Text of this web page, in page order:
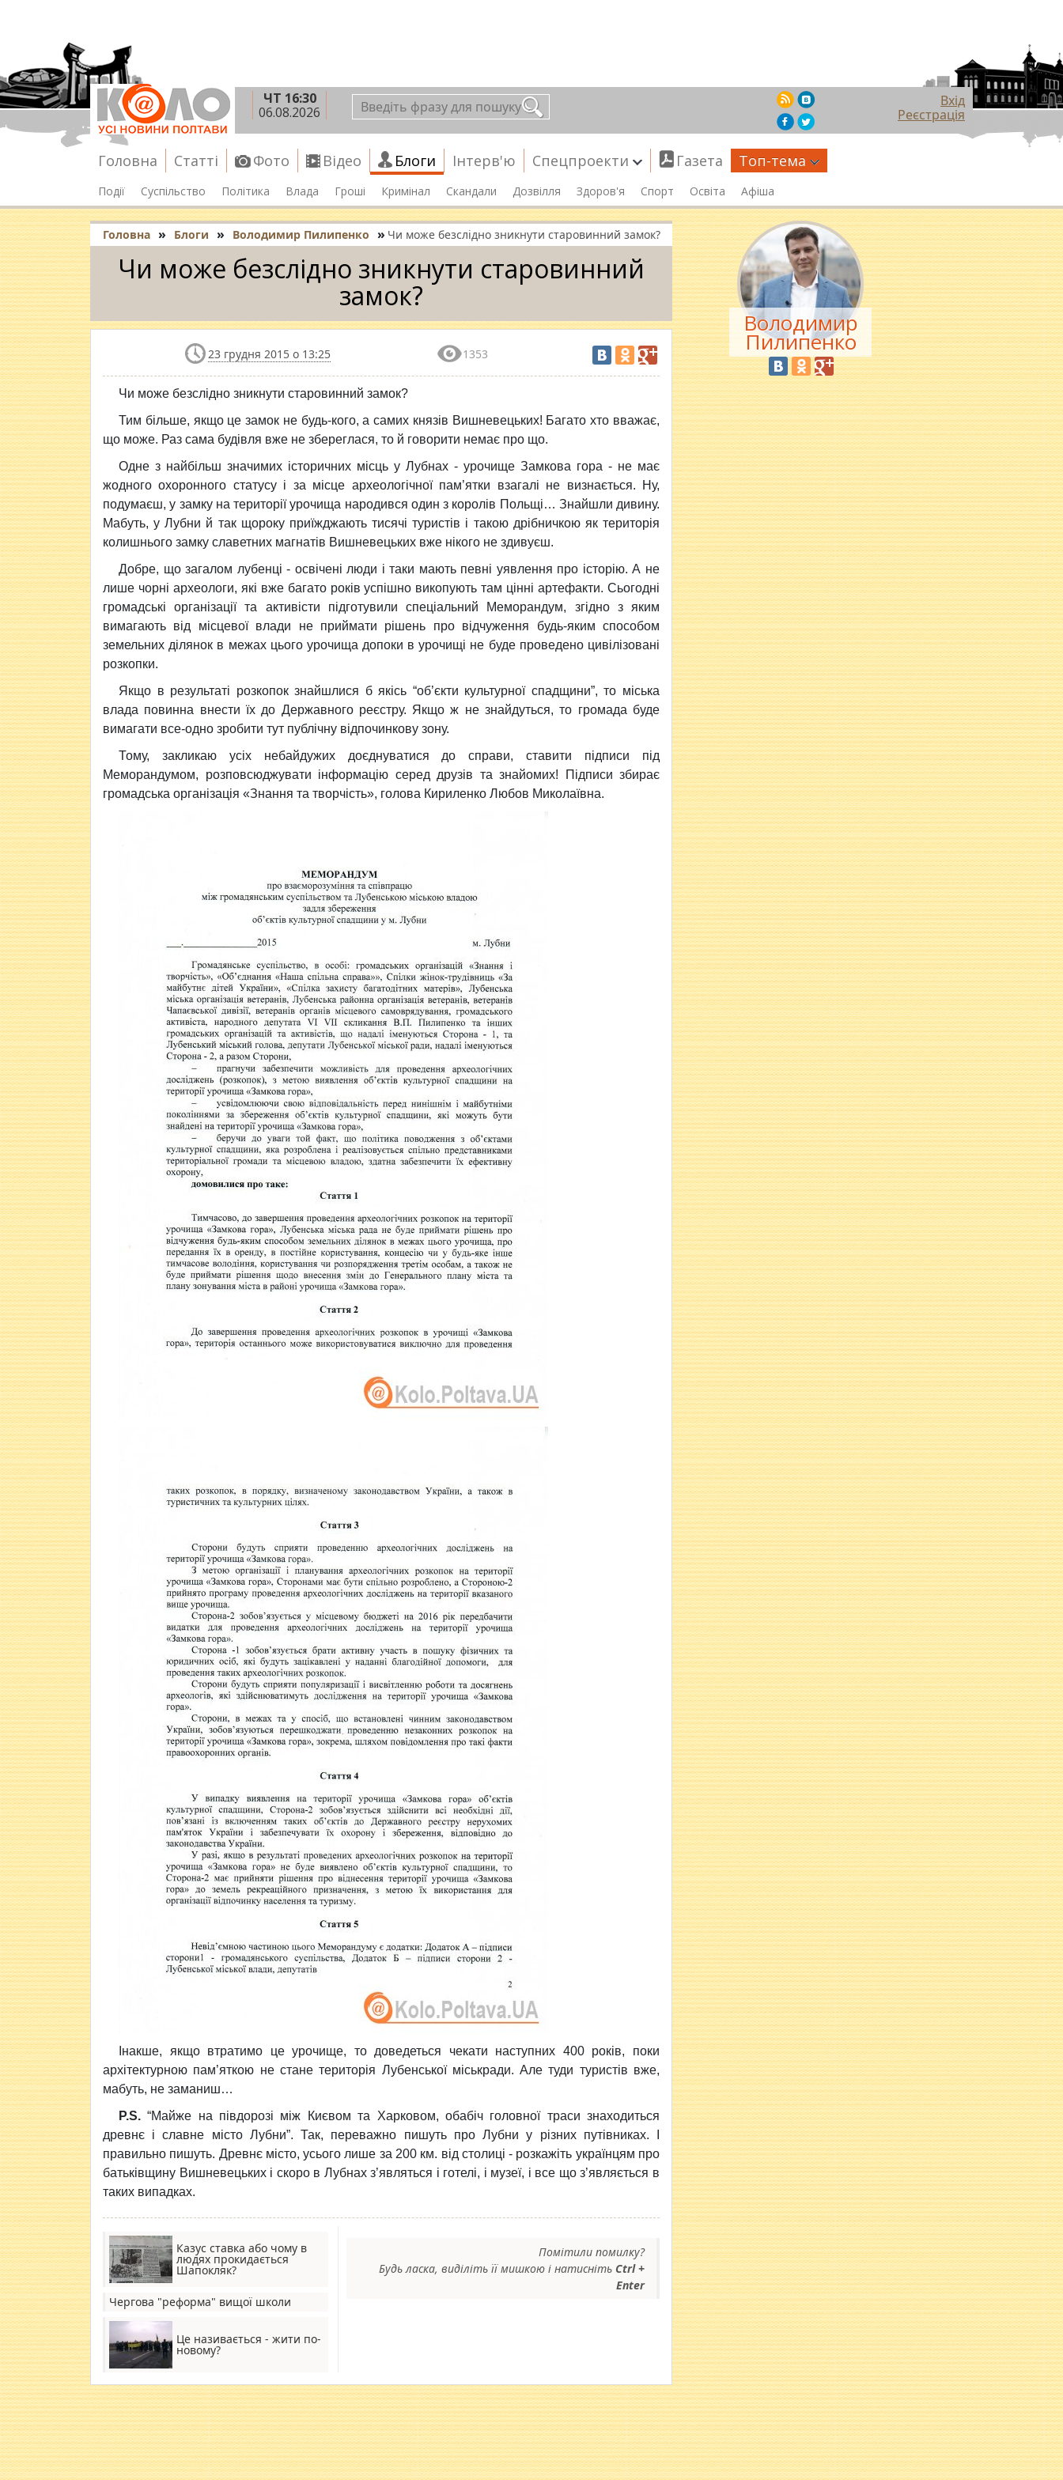
ЧТ 16:30
06.08.2026
Вхід
Реєстрація
Головна Статті Фото Відео Блоги Інтерв'ю Спецпроекти Газета Топ-тема
Події Суспільство Політика Влада Гроші Кримінал Скандали Дозвілля Здоров'я Спорт Освіта Афіша
Головна » Блоги » Володимир Пилипенко » Чи може безслідно зникнути старовинний замок?
Чи може безслідно зникнути старовинний
замок?
23 грудня 2015 о 13:25 1353
Чи може безслідно зникнути старовинний замок?
Тим більше, якщо це замок не будь-кого, а самих князів Вишневецьких! Багато хто вважає,
що може. Раз сама будівля вже не збереглася, то й говорити немає про що.
Одне з найбільш значимих історичних місць у Лубнах - урочище Замкова гора - не має
жодного охоронного статусу і за місце археологічної пам’ятки взагалі не визнається. Ну,
подумаєш, у замку на території урочища народився один з королів Польщі… Знайшли дивину.
Мабуть, у Лубни й так щороку приїжджають тисячі туристів і такою дрібничкою як територія
колишнього замку славетних магнатів Вишневецьких вже нікого не здивуєш.
Добре, що загалом лубенці - освічені люди і таки мають певні уявлення про історію. А не
лише чорні археологи, які вже багато років успішно викопують там цінні артефакти. Сьогодні
громадські організації та активісти підготувили спеціальний Меморандум, згідно з яким
вимагають від місцевої влади не приймати рішень про відчуження будь-яким способом
земельних ділянок в межах цього урочища допоки в урочищі не буде проведено цивілізовані
розкопки.
Якщо в результаті розкопок знайшлися б якісь “об’єкти культурної спадщини”, то міська
влада повинна внести їх до Державного реєстру. Якщо ж не знайдуться, то громада буде
вимагати все-одно зробити тут публічну відпочинкову зону.
Тому, закликаю усіх небайдужих доєднуватися до справи, ставити підписи під
Меморандумом, розповсюджувати інформацію серед друзів та знайомих! Підписи збирає
громадська організація «Знання та творчість», голова Кириленко Любов Миколаївна.
Інакше, якщо втратимо це урочище, то доведеться чекати наступних 400 років, поки
архітектурною пам’яткою не стане територія Лубенської міськради. Але туди туристів вже,
мабуть, не заманиш…
P.S. “Майже на півдорозі між Києвом та Харковом, обабіч головної траси знаходиться
древнє і славне місто Лубни”. Так, переважно пишуть про Лубни у різних путівниках. І
правильно пишуть. Древнє місто, усього лише за 200 км. від столиці - розкажіть українцям про
батьківщину Вишневецьких і скоро в Лубнах з’являться і готелі, і музеї, і все що з’являється в
таких випадках.
Казус ставка або чому в
людях прокидається
Шапокляк?
Чергова "реформа" вищої школи
Це називається - жити по-
новому?
Помітили помилку?
Будь ласка, виділіть її мишкою і натисніть Ctrl +
Enter
Володимир
Пилипенко